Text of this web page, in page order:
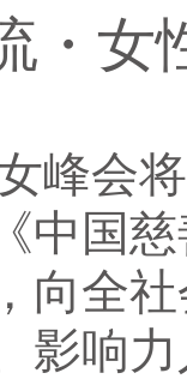
・女
峰会
中国
向全
影响